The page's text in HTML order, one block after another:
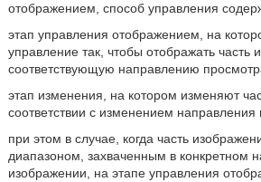
отображением, способ управления
этап управления отображением, на
управление так, чтобы отображать часть
соответствующую направлению
этап изменения, на котором изменяют
соответствии с изменением направления
при этом в случае, когда часть
диапазоном, захваченным в конкретном
изображении, на этапе управления